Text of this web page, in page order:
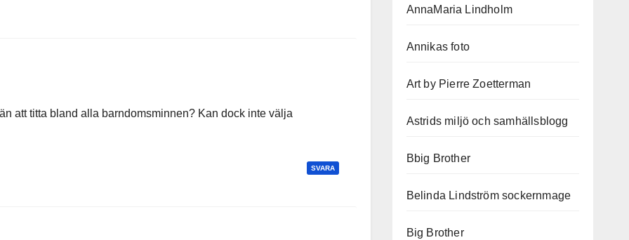
att titta bland alla barndomsminnen? Kan dock inte välja
SVARA
AnnaMaria Lindholm
Annikas foto
Art by Pierre Zoetterman
Astrids miljö och samhällsblogg
Bbig Brother
Belinda Lindström sockernmage
Big Brother